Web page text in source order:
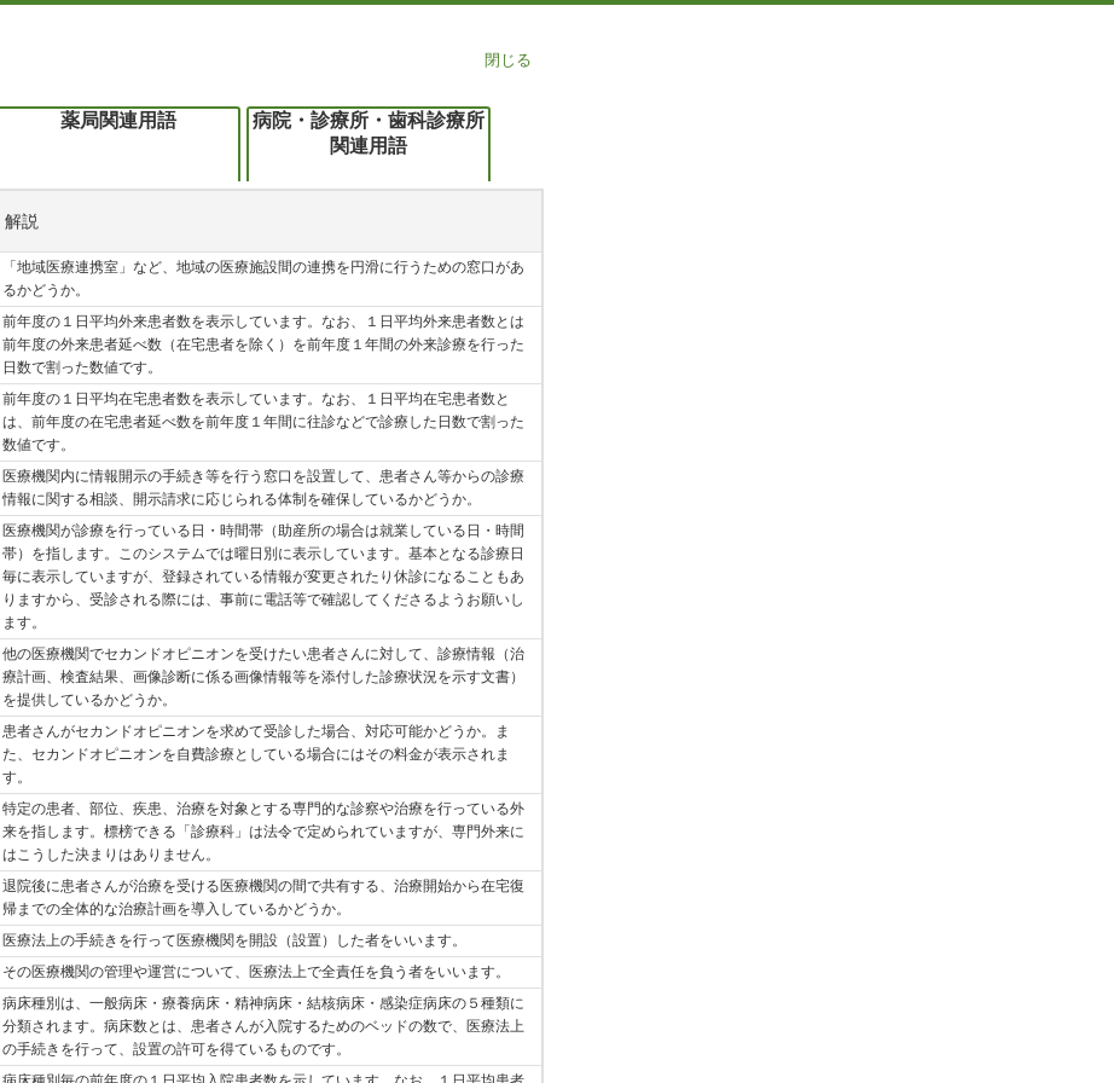
閉じる
薬局関連用語
病院・診療所・歯科診療所
関連用語
解説
「地域医療連携室」など、地域の医療施設間の連携を円滑に行うための窓口があ
るかどうか。
前年度の１日平均外来患者数を表示しています。なお、１日平均外来患者数とは
前年度の外来患者延べ数（在宅患者を除く）を前年度１年間の外来診療を行った
日数で割った数値です。
前年度の１日平均在宅患者数を表示しています。なお、１日平均在宅患者数と
は、前年度の在宅患者延べ数を前年度１年間に往診などで診療した日数で割った
数値です。
医療機関内に情報開示の手続き等を行う窓口を設置して、患者さん等からの診療
情報に関する相談、開示請求に応じられる体制を確保しているかどうか。
医療機関が診療を行っている日・時間帯（助産所の場合は就業している日・時間
帯）を指します。このシステムでは曜日別に表示しています。基本となる診療日
毎に表示していますが、登録されている情報が変更されたり休診になることもあ
りますから、受診される際には、事前に電話等で確認してくださるようお願いし
ます。
他の医療機関でセカンドオピニオンを受けたい患者さんに対して、診療情報（治
療計画、検査結果、画像診断に係る画像情報等を添付した診療状況を示す文書）
を提供しているかどうか。
患者さんがセカンドオピニオンを求めて受診した場合、対応可能かどうか。ま
た、セカンドオピニオンを自費診療としている場合にはその料金が表示されま
す。
特定の患者、部位、疾患、治療を対象とする専門的な診察や治療を行っている外
来を指します。標榜できる「診療科」は法令で定められていますが、専門外来に
はこうした決まりはありません。
退院後に患者さんが治療を受ける医療機関の間で共有する、治療開始から在宅復
帰までの全体的な治療計画を導入しているかどうか。
医療法上の手続きを行って医療機関を開設（設置）した者をいいます。
その医療機関の管理や運営について、医療法上で全責任を負う者をいいます。
病床種別は、一般病床・療養病床・精神病床・結核病床・感染症病床の５種類に
分類されます。病床数とは、患者さんが入院するためのベッドの数で、医療法上
の手続きを行って、設置の許可を得ているものです。